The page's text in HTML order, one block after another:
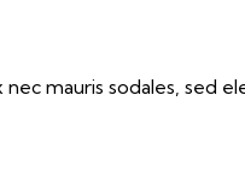
nec mauris sodales, sed